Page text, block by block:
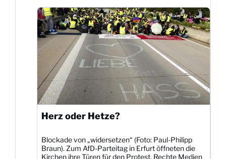
Bluesky
ansehen
Herz oder Hetze?
Blockade von „widersetzen“ (Foto: Paul-Philipp
Braun). Zum AfD-Parteitag in Erfurt öffneten die
Kirchen ihre Türen für den Protest. Rechte Medien